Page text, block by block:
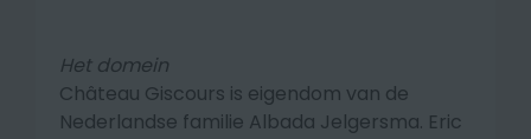
Het domein
Château Giscours is eigendom van de
Nederlandse familie Albada Jelgersma. Eric